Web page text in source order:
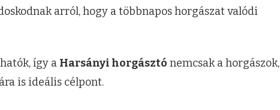
arról, hogy a többnapos horgászat valódi
így a Harsányi horgásztó nemcsak a horgászok,
is ideális célpont.